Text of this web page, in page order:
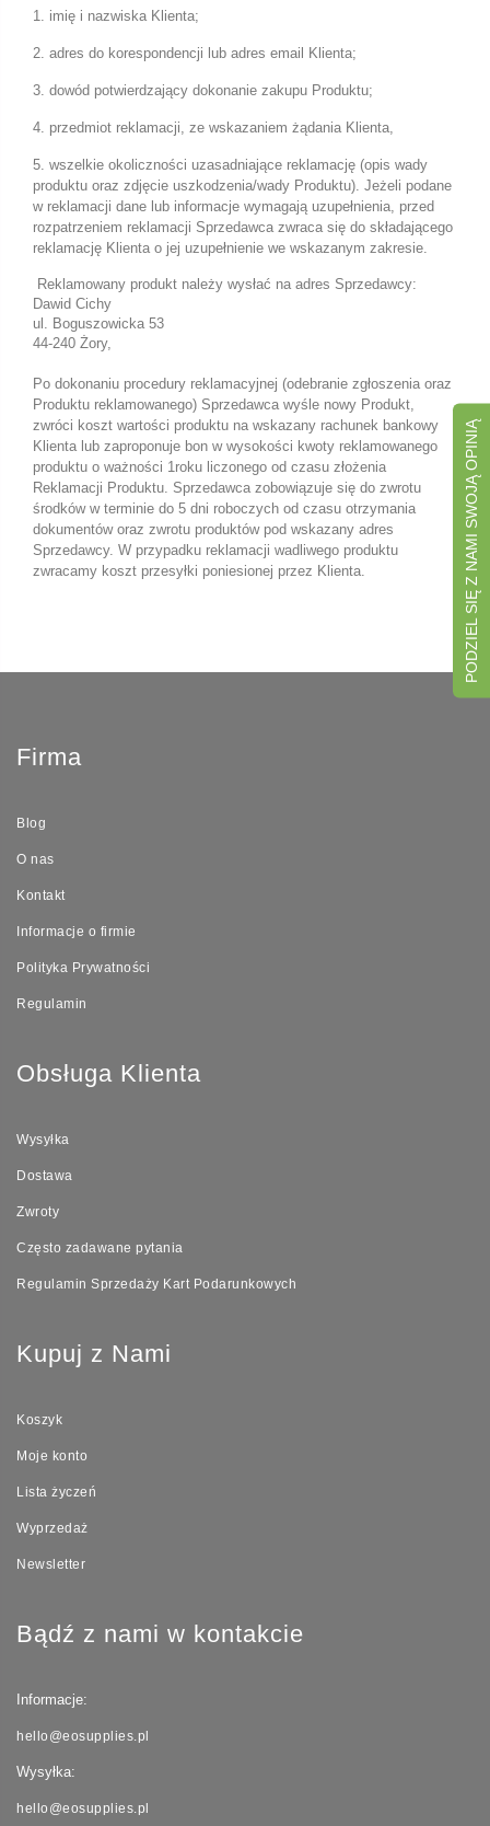
1. imię i nazwiska Klienta;
2. adres do korespondencji lub adres email Klienta;
3. dowód potwierdzający dokonanie zakupu Produktu;
4. przedmiot reklamacji, ze wskazaniem żądania Klienta,
5. wszelkie okoliczności uzasadniające reklamację (opis wady
produktu oraz zdjęcie uszkodzenia/wady Produktu). Jeżeli podane
w reklamacji dane lub informacje wymagają uzupełnienia, przed
rozpatrzeniem reklamacji Sprzedawca zwraca się do składającego
reklamację Klienta o jej uzupełnienie we wskazanym zakresie.
Reklamowany produkt należy wysłać na adres Sprzedawcy:
Dawid Cichy
ul. Boguszowicka 53
44-240 Żory,
Po dokonaniu procedury reklamacyjnej (odebranie zgłoszenia oraz
Produktu reklamowanego) Sprzedawca wyśle nowy Produkt,
zwróci koszt wartości produktu na wskazany rachunek bankowy
Klienta lub zaproponuje bon w wysokości kwoty reklamowanego
produktu o ważności 1roku liczonego od czasu złożenia
Reklamacji Produktu. Sprzedawca zobowiązuje się do zwrotu
środków w terminie do 5 dni roboczych od czasu otrzymania
dokumentów oraz zwrotu produktów pod wskazany adres
Sprzedawcy. W przypadku reklamacji wadliwego produktu
zwracamy koszt przesyłki poniesionej przez Klienta.
PODZIEL SIĘ Z NAMI SWOJĄ OPINIĄ
Firma
Blog
O nas
Kontakt
Informacje o firmie
Polityka Prywatności
Regulamin
Obsługa Klienta
Wysyłka
Dostawa
Zwroty
Często zadawane pytania
Regulamin Sprzedaży Kart Podarunkowych
Kupuj z Nami
Koszyk
Moje konto
Lista życzeń
Wyprzedaż
Newsletter
Bądź z nami w kontakcie
Informacje:
hello@eosupplies.pl
Wysyłka:
hello@eosupplies.pl